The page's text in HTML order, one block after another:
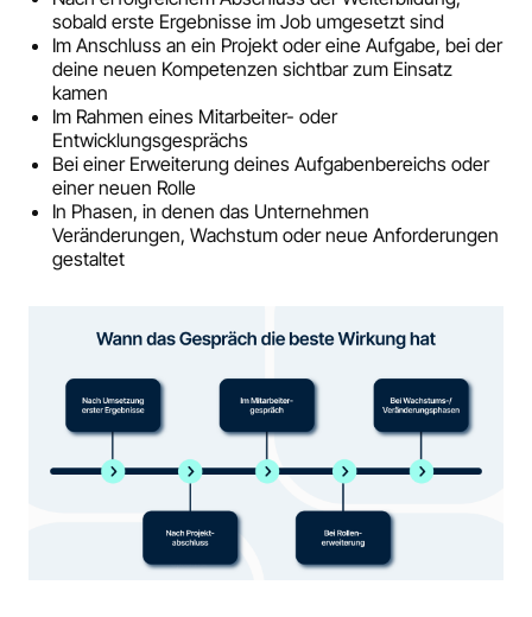
sobald erste Ergebnisse im Job umgesetzt sind
Im Anschluss an ein Projekt oder eine Aufgabe, bei der
deine neuen Kompetenzen sichtbar zum Einsatz
kamen
Im Rahmen eines Mitarbeiter- oder
Entwicklungsgesprächs
Bei einer Erweiterung deines Aufgabenbereichs oder
einer neuen Rolle
In Phasen, in denen das Unternehmen
Veränderungen, Wachstum oder neue Anforderungen
gestaltet